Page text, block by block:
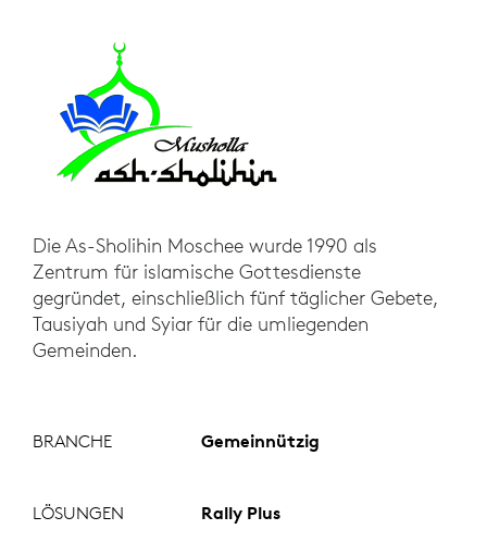
Die As-Sholihin Moschee wurde 1990 als
Zentrum für islamische Gottesdienste
gegründet, einschließlich fünf täglicher Gebete,
Tausiyah und Syiar für die umliegenden
Gemeinden.
BRANCHE Gemeinnützig
LÖSUNGEN Rally Plus